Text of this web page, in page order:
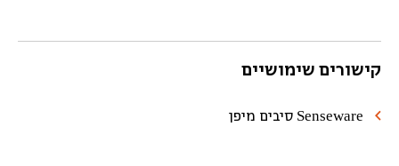
קישורים שימושיים
Senseware סיבים מיפן